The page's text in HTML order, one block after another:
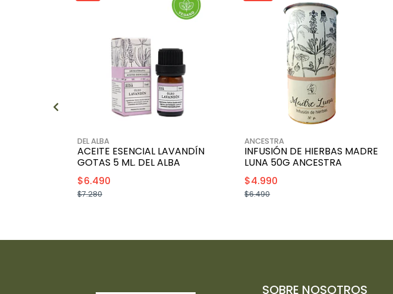
DEL ALBA
ACEITE ESENCIAL LAVANDÍN
GOTAS 5 ML. DEL ALBA
$6.490
$7.280
ANCESTRA
INFUSIÓN DE HIERBAS MADRE
LUNA 50G ANCESTRA
$4.990
$6.490
SOBRE NOSOTROS